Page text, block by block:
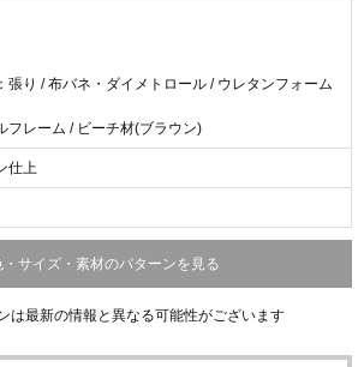
張り / 布バネ・ダイメトロール / ウレタンフォーム
フレーム / ビーチ材(ブラウン)
仕上
・サイズ・素材のパターンを見る
は最新の情報と異なる可能性がございます